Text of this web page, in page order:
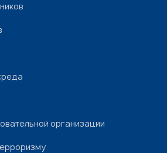
организации